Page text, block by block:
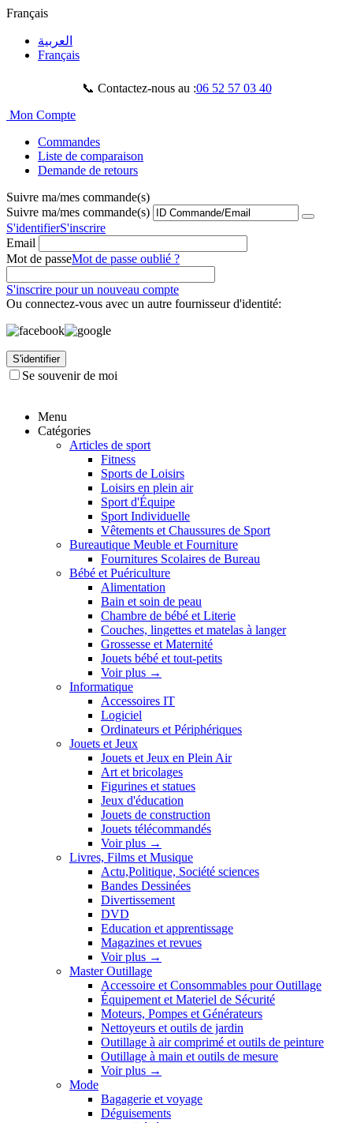
Français
العربية
Français
📞 Contactez-nous au :06 52 57 03 40
Mon Compte
Commandes
Liste de comparaison
Demande de retours
Suivre ma/mes commande(s)
Suivre ma/mes commande(s)
S'identifierS'inscrire
Email
Mot de passeMot de passe oublié ?
S'inscrire pour un nouveau compte
Ou connectez-vous avec un autre fournisseur d'identité:
S'identifier
Se souvenir de moi
Menu
Catégories
Articles de sport
Fitness
Sports de Loisirs
Loisirs en plein air
Sport d'Équipe
Sport Individuelle
Vêtements et Chaussures de Sport
Bureautique Meuble et Fourniture
Fournitures Scolaires de Bureau
Bébé et Puériculture
Alimentation
Bain et soin de peau
Chambre de bébé et Literie
Couches, lingettes et matelas à langer
Grossesse et Maternité
Jouets bébé et tout-petits
Voir plus →
Informatique
Accessoires IT
Logiciel
Ordinateurs et Périphériques
Jouets et Jeux
Jouets et Jeux en Plein Air
Art et bricolages
Figurines et statues
Jeux d'éducation
Jouets de construction
Jouets télécommandés
Voir plus →
Livres, Films et Musique
Actu,Politique, Société sciences
Bandes Dessinées
Divertissement
DVD
Education et apprentissage
Magazines et revues
Voir plus →
Master Outillage
Accessoire et Consommables pour Outillage
Équipement et Materiel de Sécurité
Moteurs, Pompes et Générateurs
Nettoyeurs et outils de jardin
Outillage à air comprimé et outils de peinture
Outillage à main et outils de mesure
Voir plus →
Mode
Bagagerie et voyage
Déguisements